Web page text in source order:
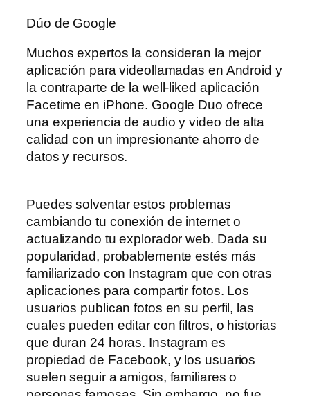
Dúo de Google
Muchos expertos la consideran la mejor
aplicación para videollamadas en Android y
la contraparte de la well-liked aplicación
Facetime en iPhone. Google Duo ofrece
una experiencia de audio y video de alta
calidad con un impresionante ahorro de
datos y recursos.
Puedes solventar estos problemas
cambiando tu conexión de internet o
actualizando tu explorador web. Dada su
popularidad, probablemente estés más
familiarizado con Instagram que con otras
aplicaciones para compartir fotos. Los
usuarios publican fotos en su perfil, las
cuales pueden editar con filtros, o historias
que duran 24 horas. Instagram es
propiedad de Facebook, y los usuarios
suelen seguir a amigos, familiares o